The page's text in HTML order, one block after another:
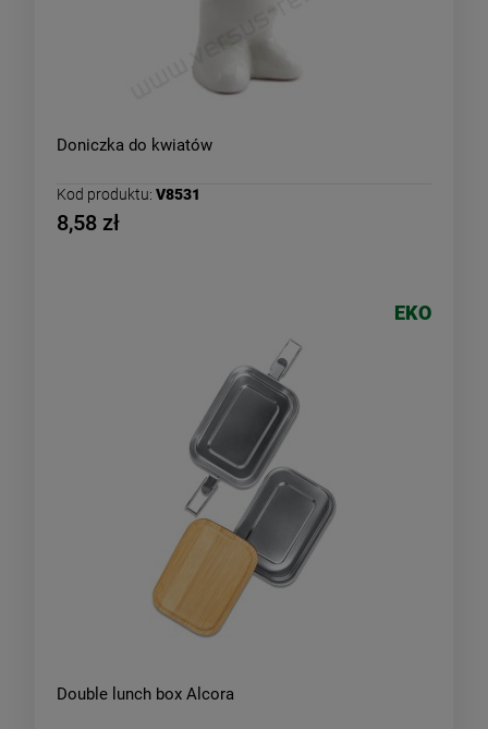
Doniczka do kwiatów
Kod produktu: V8531
8,58 zł
Double lunch box Alcora
EKO